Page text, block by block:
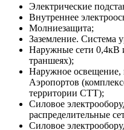
Электрические
Внутреннее
Молниезащита;
Заземление. Система
Наружные сети 0,4кВ
траншеях);
Наружное освещение,
Аэропортов
территории СТТ);
Силовое
распределительные
Силовое